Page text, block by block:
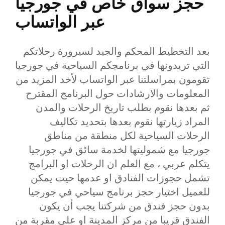
عبر الواتساب
بعد التخطيط المحكم والجيد لسيرورة رحلاتكم
التي تريدونها في برنامجكم السياحية في جورجيا
تقومون بمراسلتنا عبر الواتساب لأخد المزيد من
المعلومات والارشادات حول البرنامج المقترح
ثم بعدها نقوم بطلب تاريخ الرحلات والمدن
المراد زيارتها نقوم بعدها بتحديد تكاليف
الرحلات السياحية لكل منطقة من مناطق
جورجيا مع شموليتها لخدمة سائق في جورجيا
يتكلم عربي ، مع العلم ان الرحلات او البرامج
تشمل حجوزات الفنادق او عدمها حيت يمكن
للعميل اختيار حجز برنامج سياحي في جورجيا
بدون حجز فندق من شركتنا يجب أن يكون
الفندق قريبا من مركز المدينة او على مقربة من